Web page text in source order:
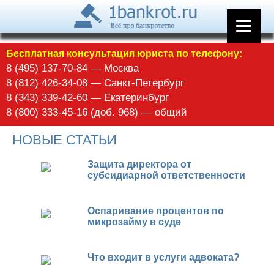
Бесплатная консультация юриста по телефону:
8 (495) 137-70-84 — Москва
8 (812) 426-34-08 — Санкт-Петербург
8 (343) 339-42-60 — Екатеринбург
8 (800) 333-45-16 (доб. 968) — общий
НОВЫЕ СТАТЬИ
Защита директора от
субсидиарной ответственности
Оспаривание процентов по
микрозайму в суде
Что входит в услуги адвоката?